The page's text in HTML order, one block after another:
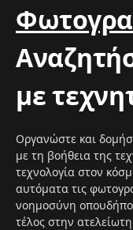
με
Οργανώστε και
με τη βοήθεια της
τεχνολογία στον
αυτόματα τις
νοημοσύνη
τέλος στην